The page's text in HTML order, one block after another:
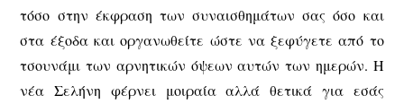
τόσο στην έκφραση των συναισθημάτων σας όσο και
στα έξοδα και οργανωθείτε ώστε να ξεφύγετε από το
τσουνάμι των αρνητικών όψεων αυτών των ημερών. Η
νέα Σελήνη φέρνει μοιραία αλλά θετικά για εσάς